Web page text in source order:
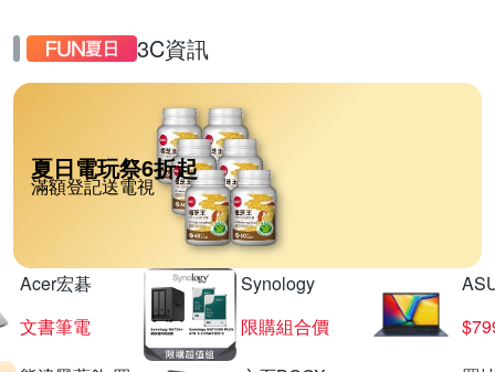
3C資訊
夏日電玩祭6折起
滿額登記送電視
Acer宏碁
文書筆電
Synology
限購組合價